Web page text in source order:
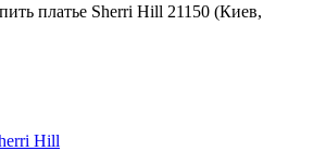
платье Sherri Hill 21150 (Киев,
Hill